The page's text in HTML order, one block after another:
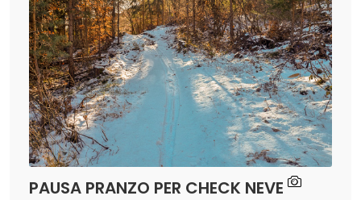
PAUSA PRANZO PER CHECK NEVE